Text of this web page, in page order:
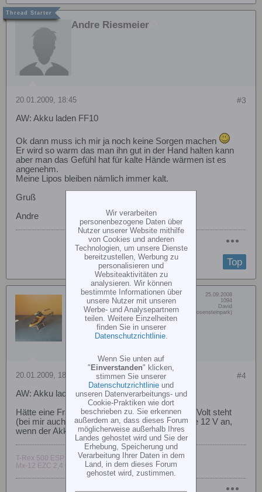
Andre Riesmeier
#3
20.01.2009, 18:45
AW: Akku laden FF10
Ok dann muss ich mir ja noch keine Sorgen machen
Er wird so warm das man ihn gut in der Hand halten kann
aber man das Gefühl hat für kalte Hände wärmen ist es
angenehm.
Meine Lipos bleiben nämlich immer kalt.
Gruß
Andre
Top
Daveman
Senior Member
Dabei seit:
25.09.2008
Beiträge:
1094
Vorname:
David
Wohn/Flugort:Stuttgart (Rosensteinpark)
#4
20.01.2009, 18:50
AW: Akku laden FF10
Hätte eine Frage dazu, wenn auf dem Akku 9,6 Volt steht
(bei mir auch), wieso zeigt es dann in der Funke 12 V an,
wenn der Akku voll ist ?
T-Rex 500 ESP Microbeast
Mx-12 EZC 2,4 Ghz
Wir verarbeiten
personenbezogene Daten über
Nutzer unserer Website mithilfe
von Cookies und anderen
Technologien, um unsere Dienste
bereitzustellen, Werbung zu
personalisieren und
Websiteaktivitäten zu
analysieren. Wir können
bestimmte Informationen über
unsere Nutzer mit unseren
Werbe- und Analysepartnern
teilen. Weitere Einzelheiten
finden Sie in unserer
Datenschutzrichtlinie.
Wenn Sie unten auf
" Einverstanden" klicken,
stimmen Sie unserer
Datenschutzrichtlinie und
unseren Datenverarbeitungs- und
Cookie-Praktiken wie dort
beschrieben zu. Sie erkennen
außerdem an, dass dieses Forum
möglicherweise außerhalb Ihres
Landes gehostet wird und Sie der
Erhebung, Speicherung und
Verarbeitung Ihrer Daten in dem
Land, in dem dieses Forum
gehostet wird, zustimmen.